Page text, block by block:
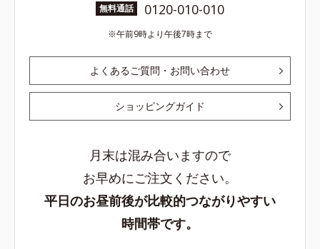
無料通話 0120-010-010
午前9時より午後7時まで
よくあるご質問・お問い合わせ
ショッピングガイド
月末は混み合いますので
お早めにご注文ください。
平日のお昼前後が比較的つながりやすい
時間帯です。